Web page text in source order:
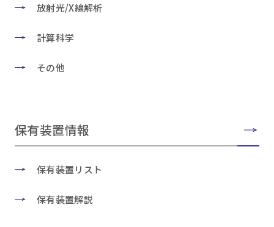
放射光/X線解析
計算科学
その他
保有装置情報
保有装置リスト
保有装置解説